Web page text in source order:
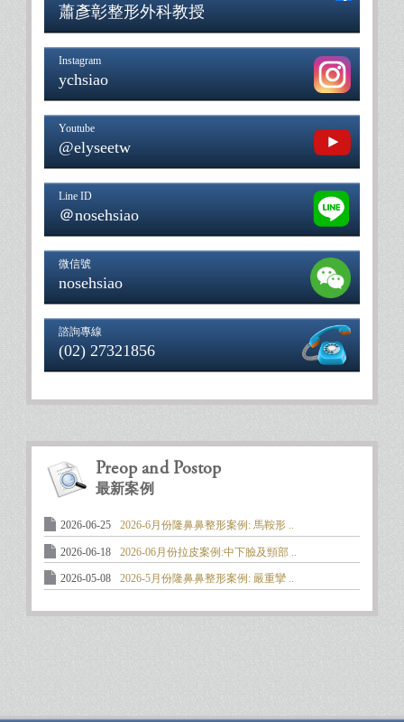
蕭彥彰整形外科教授
Instagram
ychsiao
Youtube
@elyseetw
Line ID
＠nosehsiao
微信號
nosehsiao
諮詢專線
(02) 27321856
Preop and Postop
最新案例
2026-06-25 2026-6月份隆鼻鼻整形案例: 馬鞍形 ..
2026-06-18 2026-06月份拉皮案例:中下臉及頸部 ..
2026-05-08 2026-5月份隆鼻鼻整形案例: 嚴重攣 ..